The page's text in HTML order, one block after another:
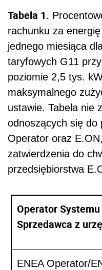
Tabela 1.
rachunku za
jednego miesiąca
taryfowych G11
poziomie 2,5 tys.
maksymalnego
ustawie. Tabela nie
odnoszących się do
Operator oraz
zatwierdzenia do
przedsiębiorstwa
Operator
Sprzedawca z
ENEA Operator/